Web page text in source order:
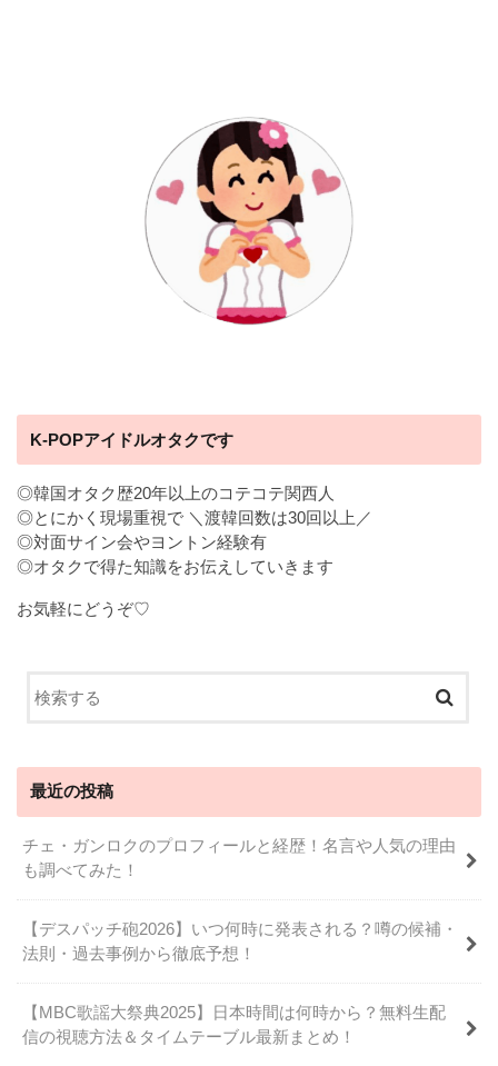
K-POPアイドルオタクです
◎韓国オタク歴20年以上のコテコテ関西人
◎とにかく現場重視で ＼渡韓回数は30回以上／
◎対面サイン会やヨントン経験有
◎オタクで得た知識をお伝えしていきます
お気軽にどうぞ♡
最近の投稿
チェ・ガンロクのプロフィールと経歴！名言や人気の理由
も調べてみた！
【デスパッチ砲2026】いつ何時に発表される？噂の候補・
法則・過去事例から徹底予想！
【MBC歌謡大祭典2025】日本時間は何時から？無料生配
信の視聴方法＆タイムテーブル最新まとめ！